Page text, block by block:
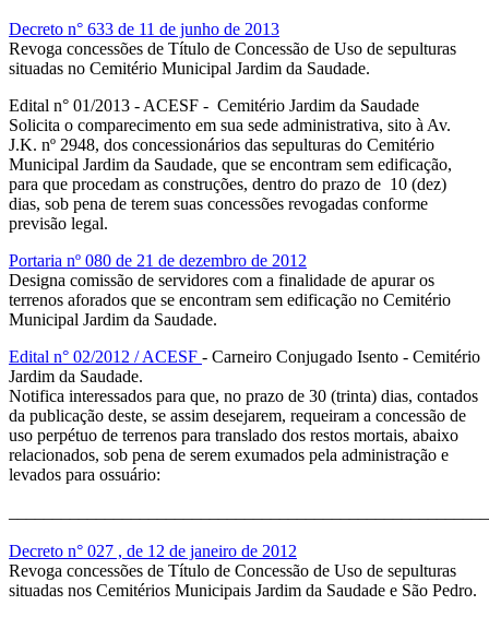
Decreto n° 633 de 11 de junho de 2013
Revoga concessões de Título de Concessão de Uso de sepulturas
situadas no Cemitério Municipal Jardim da Saudade.
Edital n° 01/2013 - ACESF - Cemitério Jardim da Saudade
Solicita o comparecimento em sua sede administrativa, sito à Av.
J.K. nº 2948, dos concessionários das sepulturas do Cemitério
Municipal Jardim da Saudade, que se encontram sem edificação,
para que procedam as construções, dentro do prazo de 10 (dez)
dias, sob pena de terem suas concessões revogadas conforme
previsão legal.
Portaria nº 080 de 21 de dezembro de 2012
Designa comissão de servidores com a finalidade de apurar os
terrenos aforados que se encontram sem edificação no Cemitério
Municipal Jardim da Saudade.
Edital n° 02/2012 / ACESF - Carneiro Conjugado Isento - Cemitério
Jardim da Saudade.
Notifica interessados para que, no prazo de 30 (trinta) dias, contados
da publicação deste, se assim desejarem, requeiram a concessão de
uso perpétuo de terrenos para translado dos restos mortais, abaixo
relacionados, sob pena de serem exumados pela administração e
levados para ossuário:
Decreto n° 027 , de 12 de janeiro de 2012
Revoga concessões de Título de Concessão de Uso de sepulturas
situadas nos Cemitérios Municipais Jardim da Saudade e São Pedro.